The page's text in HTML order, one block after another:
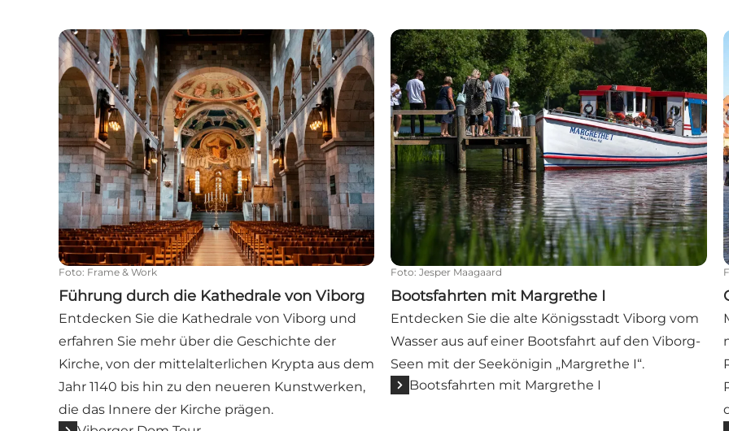
Führung durch die Kathedrale von Viborg
Foto: Frame & Work
Führung durch die Kathedrale von Viborg
Entdecken Sie die Kathedrale von Viborg und
erfahren Sie mehr über die Geschichte der
Kirche, von der mittelalterlichen Krypta aus dem
Jahr 1140 bis hin zu den neueren Kunstwerken,
die das Innere der Kirche prägen.
Bootsfahrten mit Margrethe I
Foto: Jesper Maagaard
Bootsfahrten mit Margrethe I
Entdecken Sie die alte Königsstadt Viborg vom
Wasser aus auf einer Bootsfahrt auf den Viborg-
Seen mit der Seekönigin „Margrethe I“.
Bootsfahrten mit Margrethe I